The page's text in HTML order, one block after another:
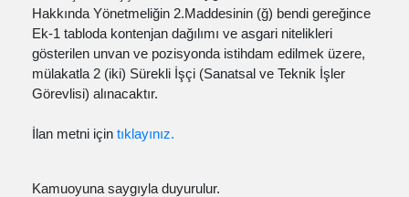
Hakkında Yönetmeliğin 2.Maddesinin (ğ) bendi gereğince
Ek-1 tabloda kontenjan dağılımı ve asgari nitelikleri
gösterilen unvan ve pozisyonda istihdam edilmek üzere,
mülakatla 2 (iki) Sürekli İşçi (Sanatsal ve Teknik İşler
Görevlisi) alınacaktır.
İlan metni için tıklayınız.
Kamuoyuna saygıyla duyurulur.